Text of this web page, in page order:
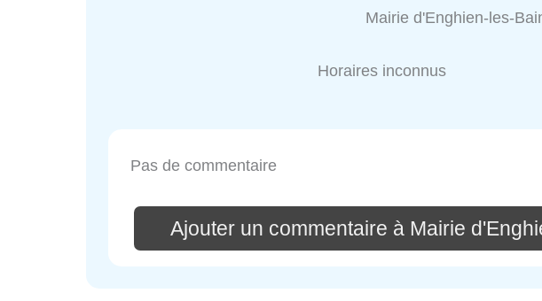
Mairie d'Enghien-les-
Horaires inconnus
Pas de commentaire
Ajouter un commentaire à Mairie